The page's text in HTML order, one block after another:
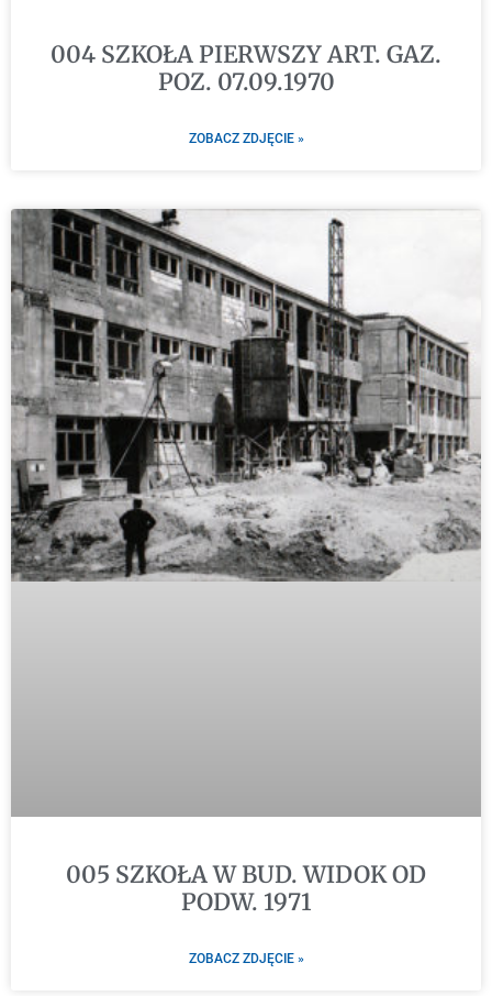
004 SZKOŁA PIERWSZY ART. GAZ.
POZ. 07.09.1970
ZOBACZ ZDJĘCIE »
005 SZKOŁA W BUD. WIDOK OD
PODW. 1971
ZOBACZ ZDJĘCIE »